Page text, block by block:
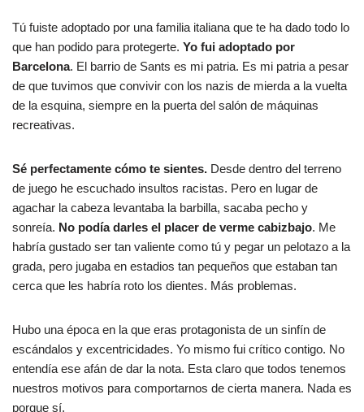
Tú fuiste adoptado por una familia italiana que te ha dado todo lo
que han podido para protegerte. Yo fui adoptado por
Barcelona. El barrio de Sants es mi patria. Es mi patria a pesar
de que tuvimos que convivir con los nazis de mierda a la vuelta
de la esquina, siempre en la puerta del salón de máquinas
recreativas.
Sé perfectamente cómo te sientes. Desde dentro del terreno
de juego he escuchado insultos racistas. Pero en lugar de
agachar la cabeza levantaba la barbilla, sacaba pecho y
sonreía. No podía darles el placer de verme cabizbajo. Me
habría gustado ser tan valiente como tú y pegar un pelotazo a la
grada, pero jugaba en estadios tan pequeños que estaban tan
cerca que les habría roto los dientes. Más problemas.
Hubo una época en la que eras protagonista de un sinfín de
escándalos y excentricidades. Yo mismo fui crítico contigo. No
entendía ese afán de dar la nota. Esta claro que todos tenemos
nuestros motivos para comportarnos de cierta manera. Nada es
porque sí.